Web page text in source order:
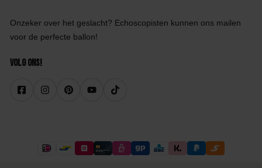
Onzeker over het geslacht? Echoscopisten kunnen ons mailen
voor de perfecte ballon!
Volg ons!